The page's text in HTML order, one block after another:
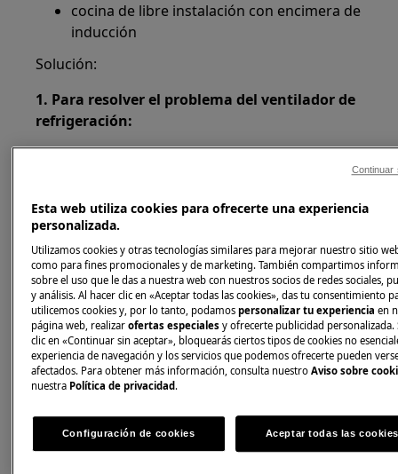
cocina de libre instalación con encimera de
inducción
Solución:
1. Para resolver el problema del ventilador de
refrigeración:
nada que obstruya el ventilador.
Desconecte la alimentación eléctrica del
aparato durante 30 segundos como
mínimo.
Vuelva a conectarlo y enciéndalo.
Nota:En caso de electrodomésticos de
encastre, donde no es posible desconectarlo a
través de su enchufe, debe desconectarlo a
través del cuadro eléctrico general.
2. Póngase en contacto con el Servicio Técnico
Oficial
Esta web utiliza cookies para ofrecerte una experiencia
personalizada.
Utilizamos cookies y otras tecnologías similares para mejorar nuestro sitio
como para fines promocionales y de marketing. También compartimos
sobre el uso que le das a nuestra web con nuestros socios de redes sociales,
y análisis. Al hacer clic en «Aceptar todas las cookies», das tu consentimiento
utilicemos cookies y, por lo tanto, podamospersonalizar tu experienciaen
página web, realizarofertas especiales y ofrecerte publicidad personalizada.
clic en «Continuar sin aceptar», bloquearás ciertos tipos de cookies no
experiencia de navegación y los servicios que podemos ofrecerte pueden
afectados. Para obtener más información, consulta nuestroAviso sobre
nuestra Política de privacidad.
Configuración de cookies Aceptar todas las cookies
Continuar